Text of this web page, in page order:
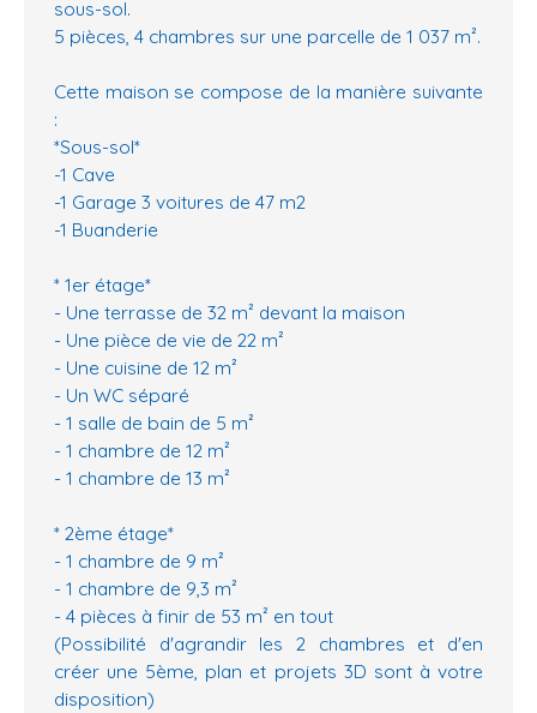
sous-sol.
5 pièces, 4 chambres sur une parcelle de 1 037 m².
Cette maison se compose de la manière suivante
:
*Sous-sol*
-1 Cave
-1 Garage 3 voitures de 47 m2
-1 Buanderie
* 1er étage*
- Une terrasse de 32 m² devant la maison
- Une pièce de vie de 22 m²
- Une cuisine de 12 m²
- Un WC séparé
- 1 salle de bain de 5 m²
- 1 chambre de 12 m²
- 1 chambre de 13 m²
* 2ème étage*
- 1 chambre de 9 m²
- 1 chambre de 9,3 m²
- 4 pièces à finir de 53 m² en tout
(Possibilité d'agrandir les 2 chambres et d'en
créer une 5ème, plan et projets 3D sont à votre
disposition)